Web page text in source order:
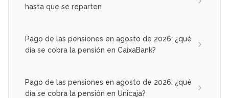
hasta que se reparten
Pago de las pensiones en agosto de 2026: ¿qué
día se cobra la pensión en CaixaBank?
Pago de las pensiones en agosto de 2026: ¿qué
día se cobra la pensión en Unicaja?